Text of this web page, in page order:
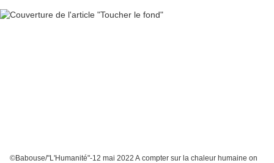
©Babouse/"L'Humanité"-12 mai 2022 A compter sur la chaleur humaine on